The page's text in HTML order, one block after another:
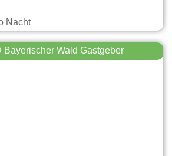
Nacht
Bayerischer Wald Gastgeber